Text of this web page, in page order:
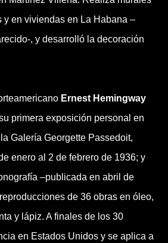
y en viviendas en La Habana –
, y desarrolló la decoración
Ernest Hemingway
primera exposición personal en
Galería Georgette Passedoit,
enero al 2 de febrero de 1936; y
–publicada en abril de
de 36 obras en óleo,
y lápiz. A finales de los 30
en Estados Unidos y se aplica a